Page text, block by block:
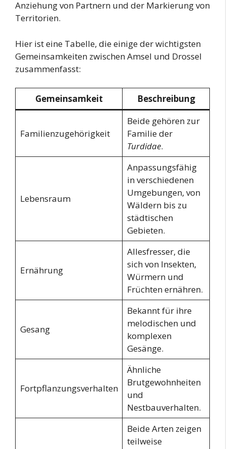
Anziehung von Partnern und der Markierung von
Territorien.
Hier ist eine Tabelle, die einige der wichtigsten
Gemeinsamkeiten zwischen Amsel und Drossel
zusammenfasst:
Gemeinsamkeit Beschreibung
Familienzugehörigkeit
Beide gehören zur
Familie der
Turdidae.
Lebensraum
Anpassungsfähig
in verschiedenen
Umgebungen, von
Wäldern bis zu
städtischen
Gebieten.
Ernährung
Allesfresser, die
sich von Insekten,
Würmern und
Früchten ernähren.
Gesang
Bekannt für ihre
melodischen und
komplexen
Gesänge.
Fortpflanzungsverhalten
Ähnliche
Brutgewohnheiten
und
Nestbauverhalten.
Beide Arten zeigen
teilweise